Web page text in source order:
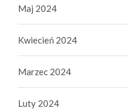
Maj 2024
Kwiecień 2024
Marzec 2024
Luty 2024